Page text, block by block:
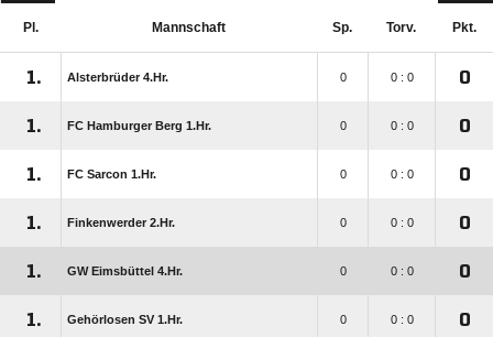
Pl. Mannschaft Sp. Torv. Pkt.
1. Alsterbrüder 4.Hr. 0 0 : 0 0
1. FC Hamburger Berg 1.Hr. 0 0 : 0 0
1. FC Sarcon 1.Hr. 0 0 : 0 0
1. Finkenwerder 2.Hr. 0 0 : 0 0
1. GW Eimsbüttel 4.Hr. 0 0 : 0 0
1. Gehörlosen SV 1.Hr. 0 0 : 0 0